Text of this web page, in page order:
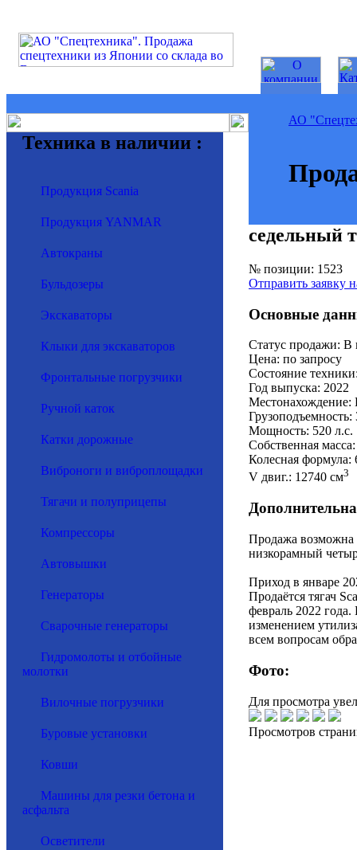
Техника в наличии :
Продукция Scania
Продукция YANMAR
Автокраны
Бульдозеры
Экскаваторы
Клыки для экскаваторов
Фронтальные погрузчики
Ручной каток
Катки дорожные
Виброноги и виброплощадки
Тягачи и полуприцепы
Компрессоры
Автовышки
Генераторы
Сварочные генераторы
Гидромолоты и отбойные
молотки
Вилочные погрузчики
Буровые установки
Ковши
Машины для резки бетона и
асфальта
Осветители
АО
седельный
№ позиции: 1523
Отправить заявку
Основные
Статус продажи: В
Цена: по запросу
Состояние
Год выпуска: 2022
Местонахождение:
Грузоподъемность:
Мощность: 520 л.с.
Собственная
Колесная формула:
V двиг.: 12740 см3
Продажа возможна
низкорамный
Приход в январе
Продаётся тягач
февраль 2022
изменением
всем вопросам
Фото:
Для просмотра
Просмотров